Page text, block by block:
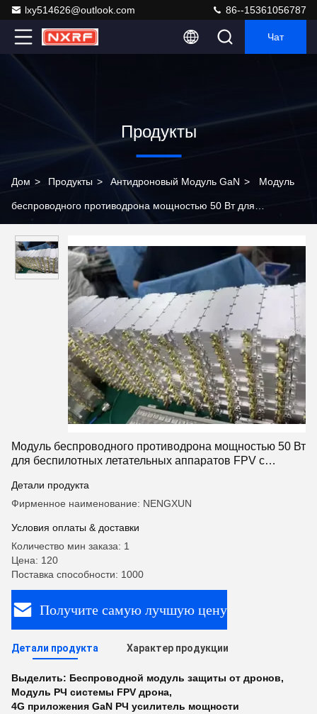
lxy514626@outlook.com 86--15361056787
Чат
Продукты
Дом > Продукты > Антидроновый Модуль GaN > Модуль
беспроводного противодрона мощностью 50 Вт для
и усилителем мощности GaN RF на частоте 420-480 МГц
Модуль беспроводного противодрона мощностью 50 Вт
для беспилотных летательных аппаратов FPV с
частоте 420-480 МГц
Детали продукта
Фирменное наименование: NENGXUN
Условия оплаты & доставки
Количество мин заказа: 1
Цена: 120
Поставка способности: 1000
Получите самую лучшую цену
Детали продукта Характер продукции
Выделить: Беспроводной модуль защиты от дронов,
Модуль РЧ системы FPV дрона,
4G приложения GaN РЧ усилитель мощности